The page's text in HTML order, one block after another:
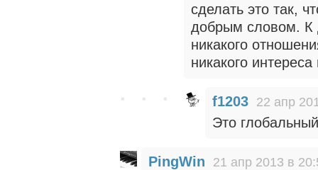
сделать это так,
добрым словом. К
никакого
никакого
f1203 22 апр
Это
PingWin 21 апр 2013 в